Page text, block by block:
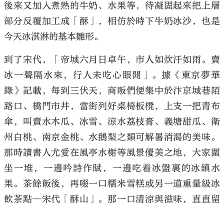
後來又加入煮熟的牛奶、水果等，待凝固起來把上層
部分反覆加工成「酥」，相仿於時下牛奶冰沙，也是
今天冰淇淋的基本雛形。
到了宋代，「帝城六月日卓午，市人如炊汗如雨。賣
冰一聲隔水來，行人未吃心眼開」。據《東京夢華
錄》記載，每到三伏天，商販們便集中於汴京城巷陌
路口、橋門市井，當街列好桌椅板櫈，上支一把青布
傘，叫賣水木瓜、冰雪、涼水荔枝膏、義塘甜瓜、衛
州白桃、南京金桃、水鵝梨之類可解暑消渴的美味。
那時讀書人尤愛在風亭水榭等風景優美之地，大家圍
坐一堆，一邊吟詩作賦，一邊吃着冰盤裏的冰鎮水
果。茶餘飯後，再啜一口糯米雪糕或另一道重量級冰
飲茶點—宋代「酥山」。那一口清涼與滋味，直直留